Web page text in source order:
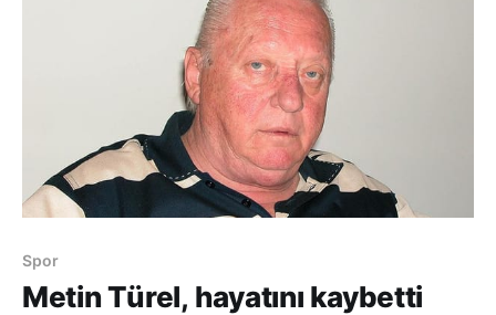
Spor
Metin Türel, hayatını kaybetti